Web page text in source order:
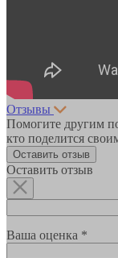
Отзывы
Помогите другим
кто поделится
Оставить отзыв
Оставить отзыв
Ваша оценка *